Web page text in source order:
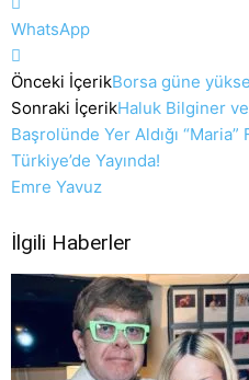
WhatsApp
Önceki İçerikBorsa güne
Sonraki İçerikHaluk Bilginer
Başrolünde Yer Aldığı
Türkiye’de Yayında!
Emre Yavuz
İlgili Haberler